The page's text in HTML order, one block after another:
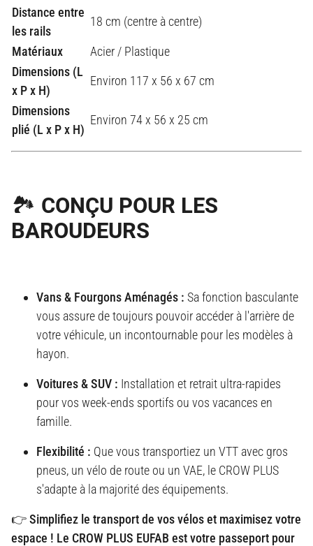
Distance entre
les rails
18 cm (centre à centre)
Matériaux
Acier / Plastique
Dimensions (L
x P x H)
Environ 117 x 56 x 67 cm
Dimensions
plié (L x P x H)
Environ 74 x 56 x 25 cm
🏞️ CONÇU POUR LES
BAROUDEURS
Vans & Fourgons Aménagés : Sa fonction basculante
vous assure de toujours pouvoir accéder à l'arrière de
votre véhicule, un incontournable pour les modèles à
hayon.
Voitures & SUV : Installation et retrait ultra-rapides
pour vos week-ends sportifs ou vos vacances en
famille.
Flexibilité : Que vous transportiez un VTT avec gros
pneus, un vélo de route ou un VAE, le CROW PLUS
s'adapte à la majorité des équipements.
👉 Simplifiez le transport de vos vélos et maximisez votre
espace ! Le CROW PLUS EUFAB est votre passeport pour